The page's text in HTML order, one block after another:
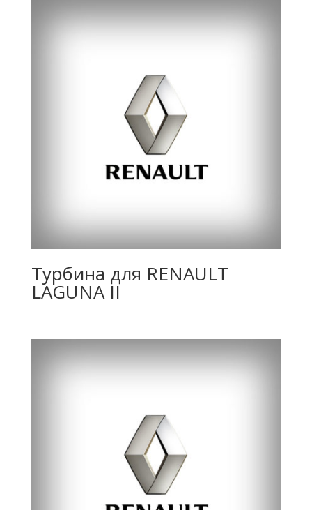
Турбина для RENAULT
LAGUNA II